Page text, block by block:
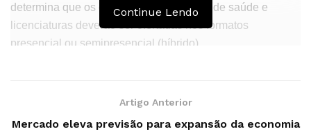
determina que os demais cursos da área de saúde e
licenciaturas deverão ser ofertadas nos formatos
presencial ou semipresencial (híbrido).
professores: a garantia de infraestrutura nos polos, a
qualificação do corpo docente, a valorização da interação
Continue Lendo
Artigo Anterior
Mercado eleva previsão para expansão da economia